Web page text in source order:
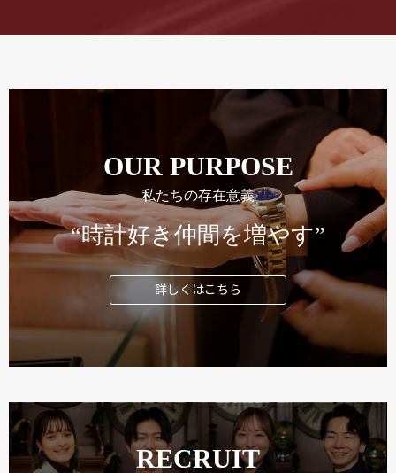
OUR PURPOSE
私たちの存在意義
“時計好き仲間を増やす”
詳しくはこちら
RECRUIT